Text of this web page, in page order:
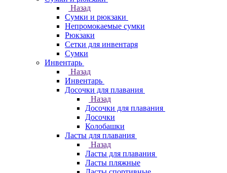
Назад
Сумки и рюкзаки
Непромокаемые сумки
Рюкзаки
Сетки для инвентаря
Сумки
Инвентарь
Назад
Инвентарь
Досочки для плавания
Назад
Досочки для плавания
Досочки
Колобашки
Ласты для плавания
Назад
Ласты для плавания
Ласты пляжные